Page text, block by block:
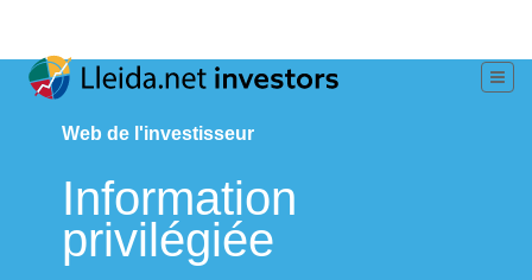
Web de l'investisseur
Information
privilégiée